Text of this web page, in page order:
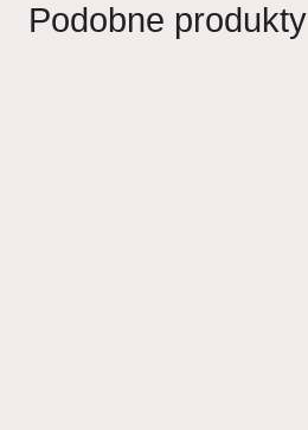
Podobne produkty